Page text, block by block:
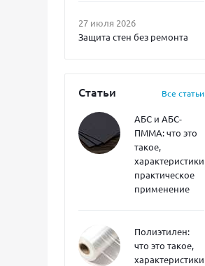
27 июля 2026
Защита стен без ремонта
Статьи Все статьи
АБС и АБС-
ПММА: что это
такое,
характеристики,
практическое
применение
Полиэтилен:
что это такое,
характеристики,